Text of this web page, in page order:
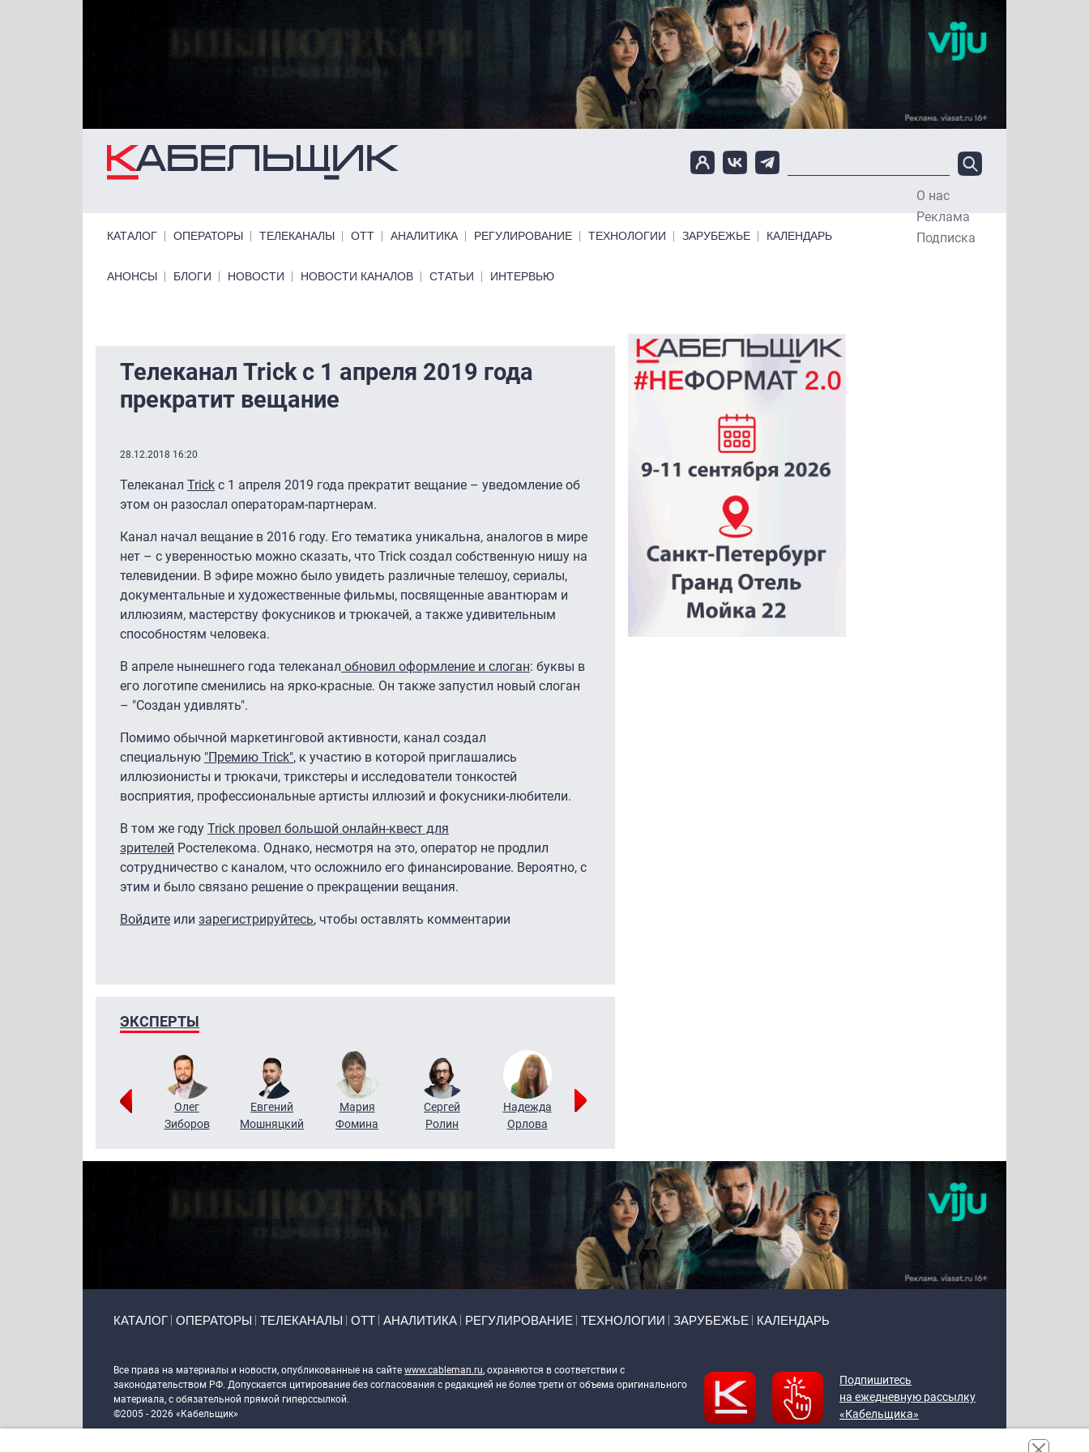
О нас
Реклама
Подписка
КАТАЛОГ ОПЕРАТОРЫ ТЕЛЕКАНАЛЫ ОТТ АНАЛИТИКА РЕГУЛИРОВАНИЕ ТЕХНОЛОГИИ ЗАРУБЕЖЬЕ КАЛЕНДАРЬ
Primary links bottom
АНОНСЫ БЛОГИ НОВОСТИ НОВОСТИ КАНАЛОВ СТАТЬИ ИНТЕРВЬЮ
Телеканал Trick с 1 апреля 2019 года
прекратит вещание
28.12.2018 16:20
Телеканал Trick с 1 апреля 2019 года прекратит вещание – уведомление об
этом он разослал операторам-партнерам.
Канал начал вещание в 2016 году. Его тематика уникальна, аналогов в мире
нет – с уверенностью можно сказать, что Trick создал собственную нишу на
телевидении. В эфире можно было увидеть различные телешоу, сериалы,
документальные и художественные фильмы, посвященные авантюрам и
иллюзиям, мастерству фокусников и трюкачей, а также удивительным
способностям человека.
В апреле нынешнего года телеканал обновил оформление и слоган: буквы в
его логотипе сменились на ярко-красные. Он также запустил новый слоган
– "Создан удивлять".
Помимо обычной маркетинговой активности, канал создал
специальную "Премию Trick", к участию в которой приглашались
иллюзионисты и трюкачи, трикстеры и исследователи тонкостей
восприятия, профессиональные артисты иллюзий и фокусники-любители.
В том же году Trick провел большой онлайн-квест для
зрителей Ростелекома. Однако, несмотря на это, оператор не продлил
сотрудничество с каналом, что осложнило его финансирование. Вероятно, с
этим и было связано решение о прекращении вещания.
Войдите или зарегистрируйтесь, чтобы оставлять комментарии
ЭКСПЕРТЫ
Григорий
Олег
Зиборов
Евгений
Мошняцкий
Мария
Фомина
Сергей
Ролин
Надежда
Орлова
КАТАЛОГ ОПЕРАТОРЫ ТЕЛЕКАНАЛЫ ОТТ АНАЛИТИКА РЕГУЛИРОВАНИЕ ТЕХНОЛОГИИ ЗАРУБЕЖЬЕ КАЛЕНДАРЬ
Все права на материалы и новости, опубликованные на сайте www.cableman.ru, охраняются в соответствии с
законодательством РФ. Допускается цитирование без согласования с редакцией не более трети от объема оригинального
материала, с обязательной прямой гиперссылкой.
©2005 - 2026 «Кабельщик»
Подпишитесь
на ежедневную рассылку
«Кабельщика»